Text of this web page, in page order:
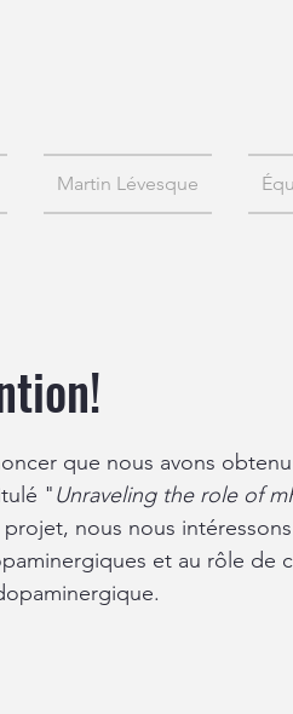
Martin Lévesque
que nous avons
"Unraveling the role of
nous nous
et au rôle de